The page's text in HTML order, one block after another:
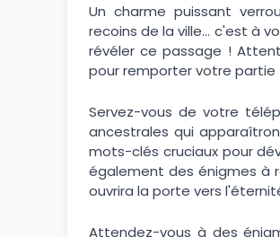
Un charme puissant
recoins de la ville... c'est à
révéler ce passage !
pour remporter votre partie
Servez-vous de votre
ancestrales qui
mots-clés cruciaux pour
également des énigmes à
ouvrira la porte vers
Attendez-vous à des